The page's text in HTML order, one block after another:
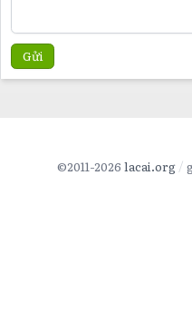
Gửi
©2011-2026 lacai.org